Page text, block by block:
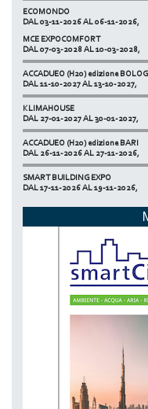
ECOMONDO
DAL 03-11-2026 AL 06-11-2026,
NETZERO MILAN - EXPO SUMMIT
DAL 20-10-2026 AL 22-10-2026,
MCE EXPOCOMFORT
DAL 07-03-2028 AL 10-03-2028,
ACCADUEO (H20) edizione
DAL 11-10-2027 AL 13-10-2027,
KLIMAHOUSE
DAL 27-01-2027 AL 30-01-2027,
ACCADUEO (H20) edizione BARI
DAL 26-11-2026 AL 27-11-2026,
SMART BUILDING EXPO
DAL 17-11-2026 AL 19-11-2026,
ECOMONDO
NETZERO MILAN - EXPO SUMMIT
DAL 20-10-2026 AL 22-10-2026,